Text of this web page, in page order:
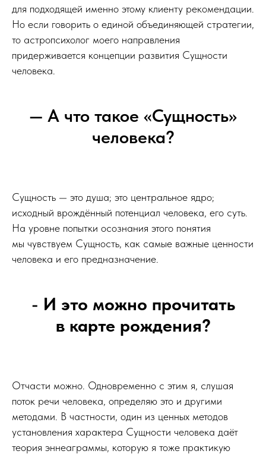
для подходящей именно этому клиенту рекомендации.
Но если говорить о единой объединяющей стратегии,
то астропсихолог моего направления
придерживается концепции развития Сущности
человека.
— А что такое «Сущность»
человека?
Сущность — это душа; это центральное ядро;
исходный врождённый потенциал человека, его суть.
На уровне попытки осознания этого понятия
мы чувствуем Сущность, как самые важные ценности
человека и его предназначение.
- И это можно прочитать
в карте рождения?
Отчасти можно. Одновременно с этим я, слушая
поток речи человека, определяю это и другими
методами. В частности, один из ценных методов
установления характера Сущности человека даёт
теория эннеаграммы, которую я тоже практикую